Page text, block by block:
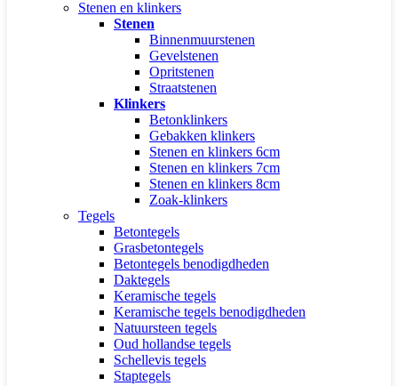
Stenen en klinkers
Stenen
Binnenmuurstenen
Gevelstenen
Opritstenen
Straatstenen
Klinkers
Betonklinkers
Gebakken klinkers
Stenen en klinkers 6cm
Stenen en klinkers 7cm
Stenen en klinkers 8cm
Zoak-klinkers
Tegels
Betontegels
Grasbetontegels
Betontegels benodigdheden
Daktegels
Keramische tegels
Keramische tegels benodigdheden
Natuursteen tegels
Oud hollandse tegels
Schellevis tegels
Staptegels